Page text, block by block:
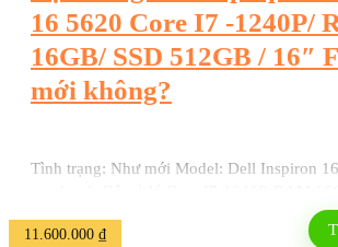
16 5620 Core I7 -1240P/
16GB/ SSD 512GB / 16″
mới không?
Tình trạng: Như mới Model: Dell Inspiron
Màn hình: 16 inch FHD Thiết kế sang
chủ đạo kết hợp viền màn hình đen.
11.600.000 ₫